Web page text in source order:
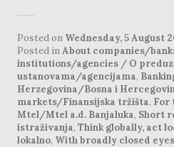
Posted on Wednesday, 5 August
Posted inAbout companies/
institutions/agencies / O
ustanovama/agencijama,
Herzegovina/Bosna i
markets/Finansijska tržišta, For
Mtel/Mtel a.d. Banjaluka, Short
istraživanja, Think globally, act
lokalno, With broadly closed